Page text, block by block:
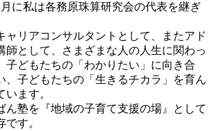
に私は各務原珠算研究会の代表を継ぎ
ャリアコンサルタントとして、またアド
師として、さまざまな人の人生に関わっ
子どもたちの「わかりたい」に向き合
、子どもたちの「生きるチカラ」を育ん
ます。
ん塾を『地域の子育て支援の場』として
す。